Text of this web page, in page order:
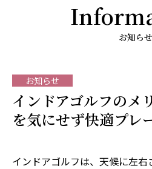
お知らせ
お知らせ
インドアゴルフのメ
を気にせず快適プレ
インドアゴルフは、天候に左